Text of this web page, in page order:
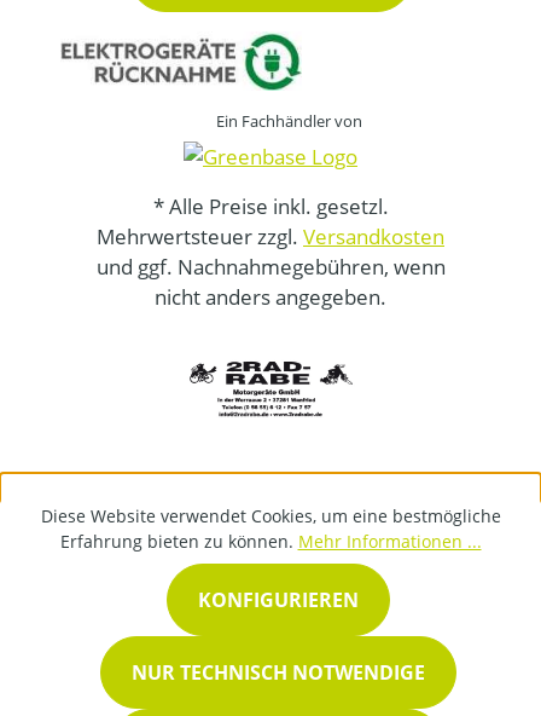
Ein Fachhändler von
* Alle Preise inkl. gesetzl.
Mehrwertsteuer zzgl. Versandkosten
und ggf. Nachnahmegebühren, wenn
nicht anders angegeben.
Diese Website verwendet Cookies, um eine bestmögliche
Erfahrung bieten zu können. Mehr Informationen ...
NUR TECHNISCH NOTWENDIGE
KONFIGURIEREN